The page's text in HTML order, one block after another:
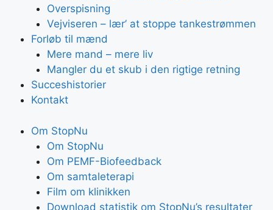
Overspisning
Vejviseren – lær’ at stoppe tankestrømmen
Forløb til mænd
Mere mand – mere liv
Mangler du et skub i den rigtige retning
Succeshistorier
Kontakt
Om StopNu
Om StopNu
Om PEMF-Biofeedback
Om samtaleterapi
Film om klinikken
Download statistik om StopNu’s resultater